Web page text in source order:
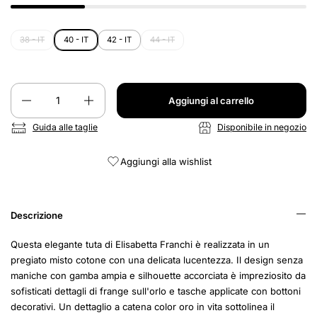
38 - IT 40 - IT 42 - IT 44 - IT
Quantità
Aggiungi al carrello
Guida alle taglie Disponibile in negozio
Aggiungi alla wishlist
Descrizione
Questa elegante tuta di Elisabetta Franchi è realizzata in un
pregiato misto cotone con una delicata lucentezza. Il design senza
maniche con gamba ampia e silhouette accorciata è impreziosito da
sofisticati dettagli di frange sull'orlo e tasche applicate con bottoni
decorativi. Un dettaglio a catena color oro in vita sottolinea il